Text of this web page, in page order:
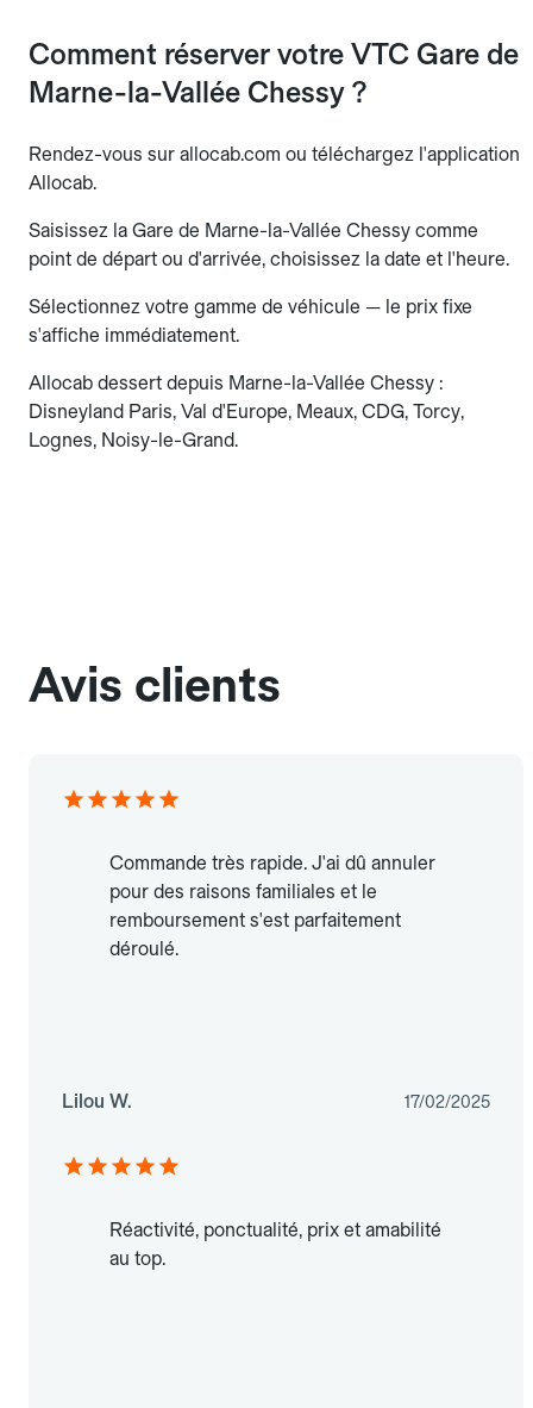
Comment réserver votre VTC Gare de
Marne-la-Vallée Chessy ?
Rendez-vous sur allocab.com ou téléchargez l'application
Allocab.
Saisissez la Gare de Marne-la-Vallée Chessy comme
point de départ ou d'arrivée, choisissez la date et l'heure.
Sélectionnez votre gamme de véhicule — le prix fixe
s'affiche immédiatement.
Allocab dessert depuis Marne-la-Vallée Chessy :
Disneyland Paris, Val d'Europe, Meaux, CDG, Torcy,
Lognes, Noisy-le-Grand.
Avis clients
Commande très rapide. J'ai dû annuler
pour des raisons familiales et le
remboursement s'est parfaitement
déroulé.
Lilou W. 17/02/2025
Réactivité, ponctualité, prix et amabilité
au top.